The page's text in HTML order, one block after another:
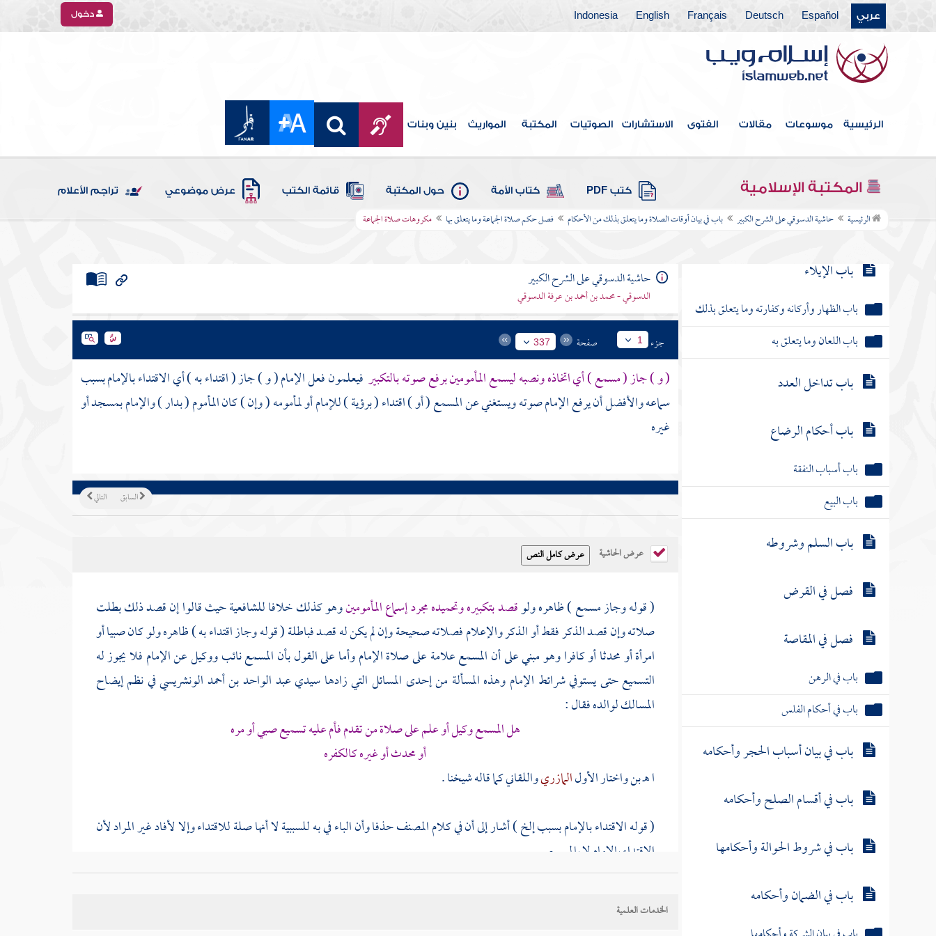
عربي Español
Deutsch
Français
English
Indonesia دخول
الرئيسية موسوعات مقالات الفتوى الاستشارات الصوتيات المكتبة المواريث بنين وبنات
المكتبة الإسلامية كتب PDF كتاب الأمة حول المكتبة قائمة الكتب عرض موضوعي تراجم الأعلام
الرئيسية حاشية الدسوقي على الشرح الكبير باب في بيان أوقات الصلاة وما يتعلق بذلك من الأحكام فصل حكم صلاة الجماعة وما يتعلق بها مكروهات صلاة الجماعة
باب المسابقة
باب بعض ما اختص به النبي من
باب في النكاح وما يتعلق به
باب الإيلاء
باب الظهار وأركانه وكفارته وما يتعلق بذلك
باب أحكام الرضاع
باب أسباب النفقة
باب السلم وشروطه
فصل في القرض
فصل في المقاصة
باب في الرهن
باب في بيان أسباب الحجر وأحكامه
باب في أقسام الصلح وأحكامه
باب في شروط الحوالة وأحكامها
باب في الضمان وأحكامه
باب في بيان الشركة وأحكامها
باب صحة الوكالة
حاشية الدسوقي على الشرح الكبير
الدسوقي - محمد بن أحمد بن عرفة الدسوقي
جزء 1 صفحة 337
( و ) جاز ( مسمع ) أي اتخاذه ونصبه ليسمع المأمومين برفع صوته بالتكبير فيعلمون فعل الإمام ( و ) جاز ( اقتداء به ) أي الاقتداء بالإمام بسبب
سماعه والأفضل أن يرفع الإمام صوته ويستغني عن المسمع ( أو ) اقتداء ( برؤية ) للإمام أو لمأمومه ( وإن ) كان المأموم ( بدار ) والإمام بمسجد أو
غيره
التالي السابق
عرض الحاشية
( قوله وجاز مسمع ) ظاهره ولوقصد بتكبيره وتحميده مجرد إسماع المأمومينوهو كذلك خلافا للشافعية حيث قالوا إن قصد ذلك بطلت
صلاته وإن قصد الذكر فقط أو الذكر والإعلام فصلاته صحيحة وإن لم يكن له قصد فباطلة ( قوله وجاز اقتداء به ) ظاهره ولو كان صبيا أو
امرأة أو محدثا أو كافرا وهو مبني على أن المسمع علامة على صلاة الإمام وأما على القول بأن المسمع نائب ووكيل عن الإمام فلا يجوز له
التسميع حتى يستوفي شرائط الإمام وهذه المسألة من إحدى المسائل التي زادها سيديعبد الواحد بن أحمد الونشريسيفي نظم إيضاح
المسالك لوالده فقال :
هل المسمع وكيل أو علم على صلاة من تقدم فأم عليه تسميع صبي أو مره
أو محدث أو غيره كالكفره
ا هـبنواختار الأولالمازريواللقانيكما قالهشيخنا.
( قوله الاقتداء بالإمام بسبب إلخ ) أشار إلى أن في كلامالمصنفحذفا وأن الباء في به للسببية لا أنها صلة للاقتداء وإلا لأفاد غير المراد لأن
الاقتداء بالإمام لا بالمسمع .
( قوله بسبب سماعه ) أي سماع المسمع وأولى سماع الإمام .
الخدمات العلمية